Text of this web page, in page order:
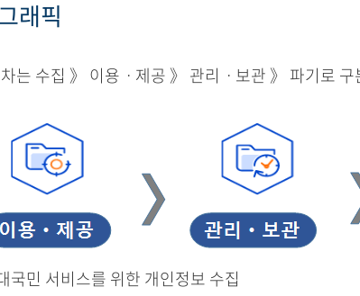
래픽
는 수집 》 이용ㆍ제공 》 관리ㆍ보관 》 파기로
국민 서비스를 위한 개인정보 수집